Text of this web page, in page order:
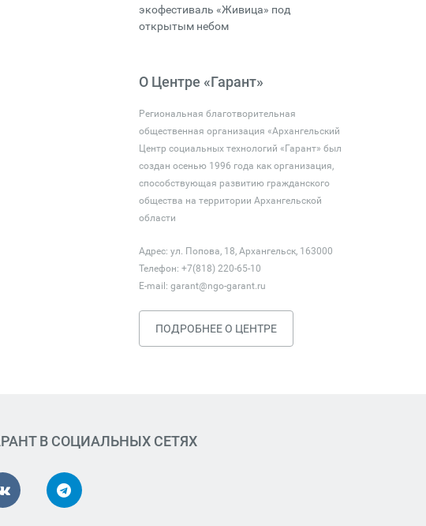
экофестиваль «Живица» под
открытым небом
О Центре «Гарант»
Региональная благотворительная
общественная организация «Архангельский
Центр социальных технологий «Гарант» был
создан осенью 1996 года как организация,
способствующая развитию гражданского
общества на территории Архангельской
области
Адрес: ул. Попова, 18, Архангельск, 163000
Телефон: +7(818) 220-65-10
E-mail: garant@ngo-garant.ru
ПОДРОБНЕЕ О ЦЕНТРЕ
В СОЦИАЛЬНЫХ СЕТЯХ